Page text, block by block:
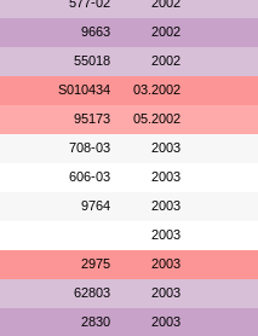
9663 2002
55018 2002
S010434 03.2002
95173 05.2002
708-03 2003
606-03 2003
9764 2003
2003
2975 2003
62803 2003
2830 2003